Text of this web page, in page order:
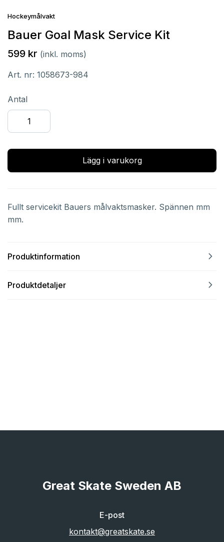
Hockeymålvakt
Bauer Goal Mask Service Kit
599 kr (inkl. moms)
Art. nr: 1058673-984
Antal
Lägg i varukorg
Fullt servicekit Bauers målvaktsmasker. Spännen mm
mm.
Produktinformation navigate_next
Produktdetaljer navigate_next
Great Skate Sweden AB
E-post
kontakt@greatskate.se